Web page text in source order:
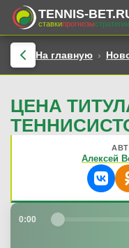
TENNIS-
ставкипрогнозыстратегии
На главную
ЦЕНА
Алексей
0:00